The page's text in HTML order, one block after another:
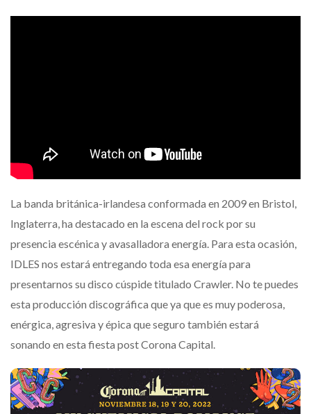
La banda británica-irlandesa conformada en 2009 en Bristol,
Inglaterra, ha destacado en la escena del rock por su
presencia escénica y avasalladora energía. Para esta ocasión,
IDLES nos estará entregando toda esa energía para
presentarnos su disco cúspide titulado Crawler. No te puedes
esta producción discográfica que ya que es muy poderosa,
enérgica, agresiva y épica que seguro también estará
sonando en esta fiesta post Corona Capital.